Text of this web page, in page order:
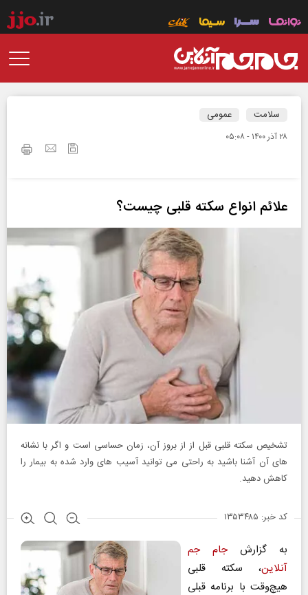
سلامت عمومی
۲۸ آذر ۱۴۰۰ - ۰۵:۰۸
علائم انواع سکته قلبی چیست؟
تشخیص سکته قلبی قبل از از بروز آن، زمان حساسی است و اگر با نشانه
های آن آشنا باشید به راحتی می توانید آسیب های وارد شده به بیمار را
کاهش دهید.
کد خبر: ۱۳۵۳۴۸۵
به گزارشجام جم
آنلاین، سکته قلبی
هیچ‌وقت با برنامه قبلی